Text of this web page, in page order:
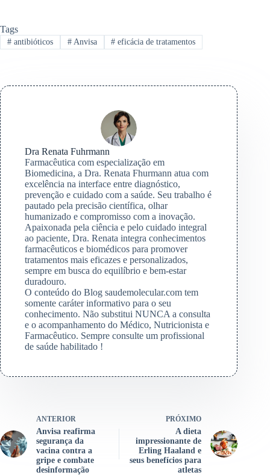
Tags
#antibióticos #Anvisa # eficácia de tratamentos
Dra Renata Fuhrmann
Farmacêutica com especialização em
Biomedicina, a Dra. Renata Fhurmann atua com
excelência na interface entre diagnóstico,
prevenção e cuidado com a saúde. Seu trabalho é
pautado pela precisão científica, olhar
humanizado e compromisso com a inovação.
Apaixonada pela ciência e pelo cuidado integral
ao paciente, Dra. Renata integra conhecimentos
farmacêuticos e biomédicos para promover
tratamentos mais eficazes e personalizados,
sempre em busca do equilíbrio e bem-estar
duradouro.
O conteúdo do Blog saudemolecular.com tem
somente caráter informativo para o seu
conhecimento. Não substitui NUNCA a consulta
e o acompanhamento do Médico, Nutricionista e
Farmacêutico. Sempre consulte um profissional
de saúde habilitado !
ANTERIOR
Anvisa reafirma
segurança da
vacina contra a
gripe e combate
desinformação
PRÓXIMO
A dieta
impressionante de
Erling Haaland e
seus benefícios para
atletas